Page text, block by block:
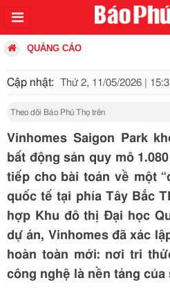
QUẢNG CÁO
Cập nhật: Thứ 2, 11/05/2026 |
Theo dõi Báo Phú Thọ trên
Vinhomes Saigon Park
bất động sản quy mô
tiếp cho bài toán về một
quốc tế tại phía Tây Bắc
hợp Khu đô thị Đại học
dự án, Vinhomes đã xác
hoàn toàn mới: nơi tri
công nghệ là nền tảng của